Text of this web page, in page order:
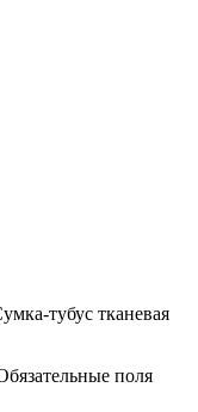
тубус тканевая
поля